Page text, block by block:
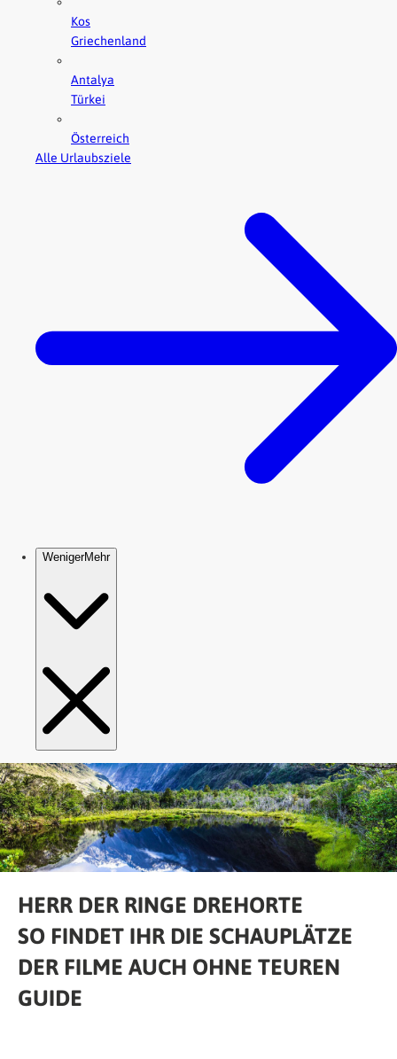
HERR DER RINGE DREHORTE
SO FINDET IHR DIE SCHAUPLÄTZE
DER FILME AUCH OHNE TEUREN
GUIDE